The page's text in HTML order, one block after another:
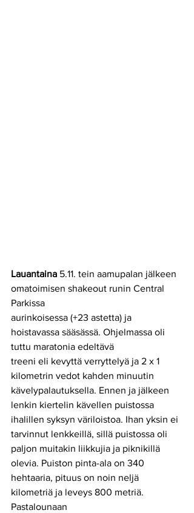
Lauantaina 5.11. tein aamupalan jälkeen
omatoimisen shakeout runin Central
Parkissa
aurinkoisessa (+23 astetta) ja
hoistavassa sääsässä. Ohjelmassa oli
tuttu maratonia edeltävä
treeni eli kevyttä verryttelyä ja 2 x 1
kilometrin vedot kahden minuutin
kävelypalautuksella. Ennen ja jälkeen
lenkin kiertelin kävellen puistossa
ihalillen syksyn väriloistoa. Ihan yksin ei
tarvinnut lenkkeillä, sillä puistossa oli
paljon muitakin liikkujia ja piknikillä
olevia. Puiston pinta-ala on 340
hehtaaria, pituus on noin neljä
kilometriä ja leveys 800 metriä.
Pastalounaan